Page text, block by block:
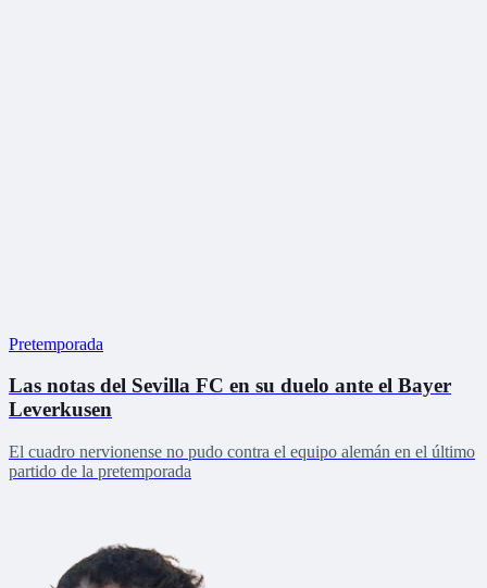
Pretemporada
Las notas del Sevilla FC en su duelo ante el Bayer
Leverkusen
El cuadro nervionense no pudo contra el equipo alemán en el último
partido de la pretemporada